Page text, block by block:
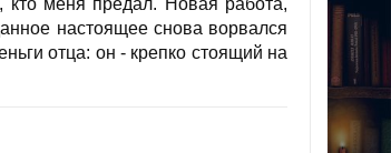
кто меня предал. Новая работа,
настоящее снова ворвался
отца: он - крепко стоящий на